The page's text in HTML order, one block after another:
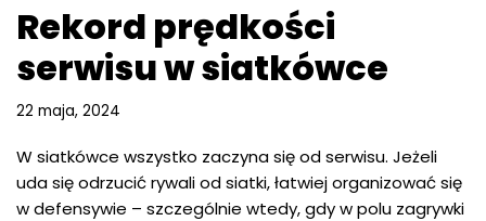
Rekord prędkości
serwisu w siatkówce
22 maja, 2024
W siatkówce wszystko zaczyna się od serwisu. Jeżeli
uda się odrzucić rywali od siatki, łatwiej organizować się
w defensywie – szczególnie wtedy, gdy w polu zagrywki